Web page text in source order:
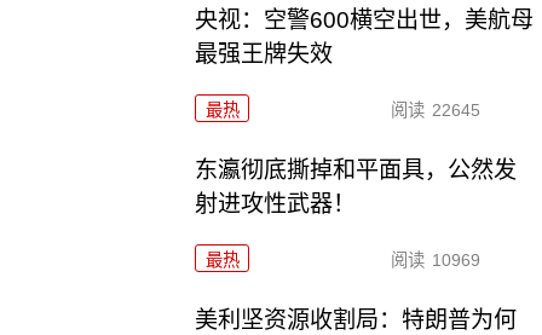
央视：空警600横空出世，美航母
最强王牌失效
最热 阅读 22645
东瀛彻底撕掉和平面具，公然发
射进攻性武器！
最热 阅读 10969
美利坚资源收割局：特朗普为何